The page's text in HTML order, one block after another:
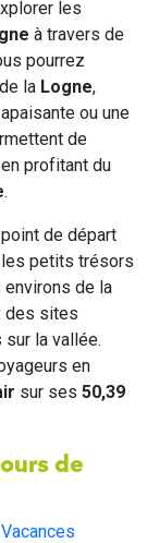
les
à travers de
pourrez
la Logne,
apaisante ou une
de
profitant du
.
de départ
petits trésors
environs de la
des sites
la vallée.
en
sur ses 50,39
de
Vacances